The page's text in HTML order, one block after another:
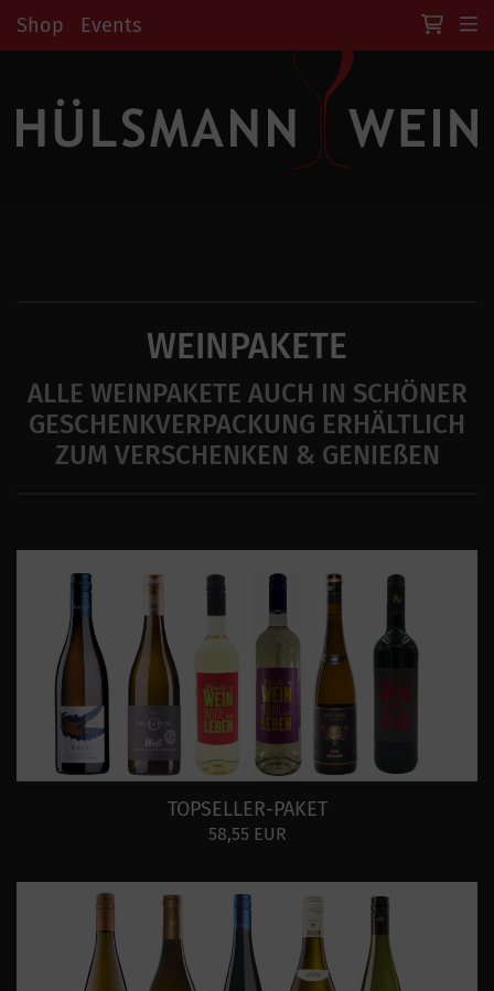
Shop Events
WEINPAKETE
ALLE WEINPAKETE AUCH IN SCHÖNER
GESCHENKVERPACKUNG ERHÄLTLICH
ZUM VERSCHENKEN & GENIEßEN
TOPSELLER-PAKET
58,55 EUR